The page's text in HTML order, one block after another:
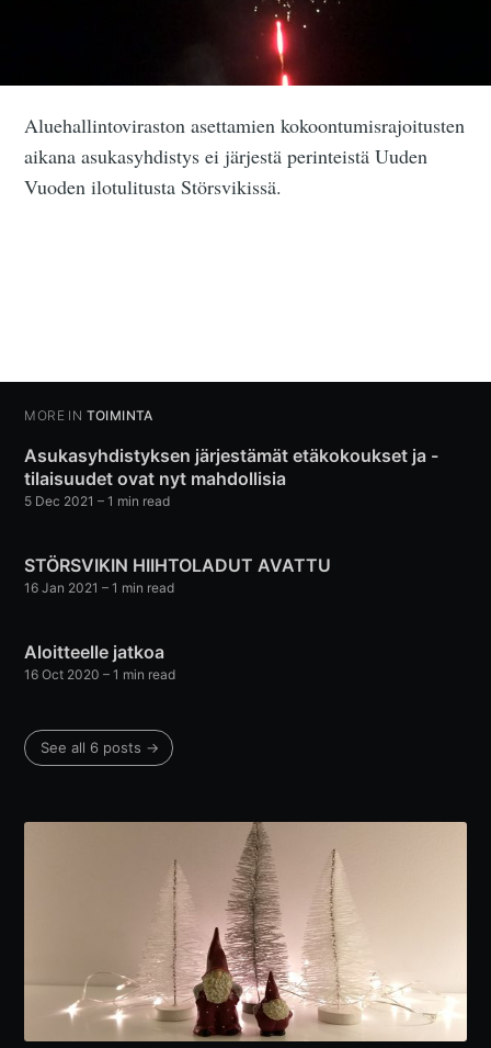
Aluehallintoviraston asettamien kokoontumisrajoitusten
aikana asukasyhdistys ei järjestä perinteistä Uuden
Vuoden ilotulitusta Störsvikissä.
MORE IN TOIMINTA
Asukasyhdistyksen järjestämät etäkokoukset ja -
tilaisuudet ovat nyt mahdollisia
5 Dec 2021 – 1 min read
STÖRSVIKIN HIIHTOLADUT AVATTU
16 Jan 2021 – 1 min read
Aloitteelle jatkoa
16 Oct 2020 – 1 min read
See all 6 posts →